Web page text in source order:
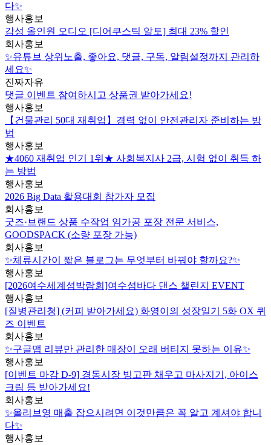
다✨
행사홍보
감성 올인원 오디오 [디어쿠스틱 알토] 최대 23% 할인
회사홍보
✨유튜브 상위노출, 좋아요, 댓글, 구독, 알림설정까지 관리하
세요✨
진짜자유
댓글 이벤트 참여하시고 상품권 받아가세요!
행사홍보
【건물관리 50대 재취업】경력 없이 안전관리자 준비하는 방
법
행사홍보
★4060 재취업 인기 1위★ 사회복지사 2급, 시험 없이 취득 하
는 방법
행사홍보
2026 Big Data 활용대회 참가자 모집
회사홍보
굿즈·브랜드 상품 수작업 임가공 포장 전문 서비스,
GOODSPACK (소량 포장 가능)
회사홍보
✨체류시간이 짧은 블로그는 무엇부터 바꿔야 할까요?✨
행사홍보
[2026여수세계섬박람회]여수섬바다 댄스 챌린지 EVENT
행사홍보
[질병관리청] (커피 받아가세요) 화영이의 성장일기 5화 OX 퀴
즈 이벤트
회사홍보
✨구글맵 리뷰만 관리한 매장이 오래 버티지 못하는 이유✨
행사홍보
[이벤트 마감 D-9] 경동시장 빙고판 채우고 마사지기, 아이스
크림 등 받아가세요!
회사홍보
✨올리브영 매출 잡으시려면 이것만큼은 꼭 알고 계셔야 합니
다✨
행사홍보